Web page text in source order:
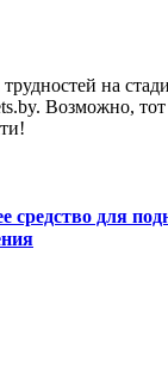
на
Возможно,
для